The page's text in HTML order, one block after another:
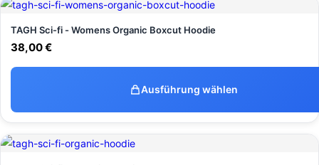
TAGH Sci-fi - Womens Organic Boxcut Hoodie
38,00€
Ausführung wählen